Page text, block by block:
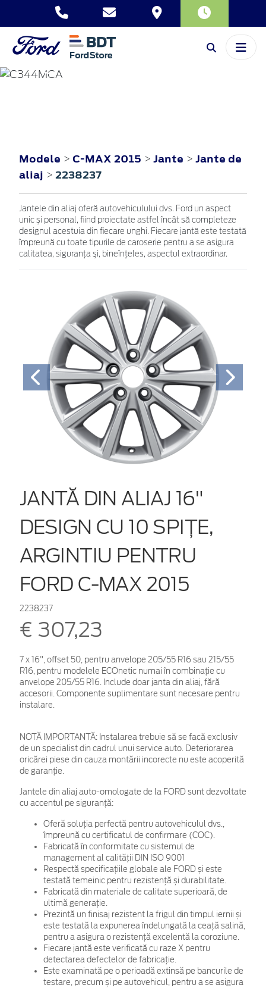
C-MAX
Modele > C-MAX 2015 > Jante > Jante de
aliaj > 2238237
Jantele din aliaj oferă autovehiculului dvs. Ford un aspect
unic şi personal, fiind proiectate astfel încât să completeze
designul acestuia din fiecare unghi. Fiecare jantă este testată
împreună cu toate tipurile de caroserie pentru a se asigura
calitatea, siguranţa şi, bineînţeles, aspectul extraordinar.
JANTĂ DIN ALIAJ 16"
DESIGN CU 10 SPIŢE,
ARGINTIU PENTRU
FORD C-MAX 2015
2238237
€ 307,23
7 x 16", offset 50, pentru anvelope 205/55 R16 sau 215/55
R16, pentru modelele ECOnetic numai în combinaţie cu
anvelope 205/55 R16. Include doar janta din aliaj, fără
accesorii. Componente suplimentare sunt necesare pentru
instalare.
NOTĂ IMPORTANTĂ: Instalarea trebuie să se facă exclusiv
de un specialist din cadrul unui service auto. Deteriorarea
oricărei piese din cauza montării incorecte nu este acoperită
de garanţie.
Jantele din aliaj auto-omologate de la FORD sunt dezvoltate
cu accentul pe siguranță:
Oferă soluția perfectă pentru autovehiculul dvs.,
împreună cu certificatul de confirmare (COC).
Fabricată în conformitate cu sistemul de
management al calității DIN ISO 9001
Respectă specificațiile globale ale FORD și este
testată temeinic pentru rezistență și durabilitate.
Fabricată din materiale de calitate superioară, de
ultimă generație.
Prezintă un finisaj rezistent la frigul din timpul iernii și
este testată la expunerea îndelungată la ceață salină,
pentru a asigura o rezistență excelentă la coroziune.
Fiecare jantă este verificată cu raze X pentru
detectarea defectelor de fabricație.
Este examinată pe o perioadă extinsă pe bancurile de
testare, precum și pe autovehicul, pentru a se asigura